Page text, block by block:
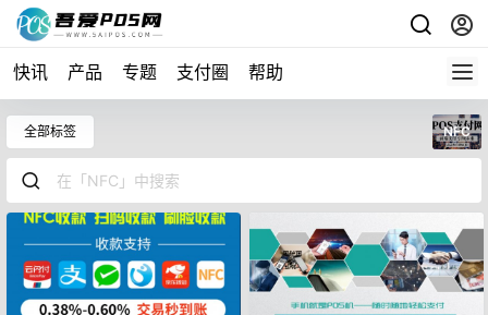
快讯 产品 专题 支付圈 帮助
全部标签 NFC